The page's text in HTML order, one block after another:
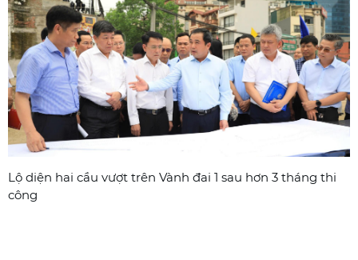
Lộ diện hai cầu vượt trên Vành đai 1 sau hơn 3 tháng thi
công